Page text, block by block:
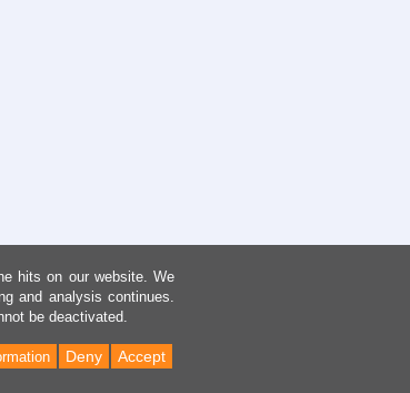
hits on our website. We
and analysis continues.
be deactivated.
Accept
Deny